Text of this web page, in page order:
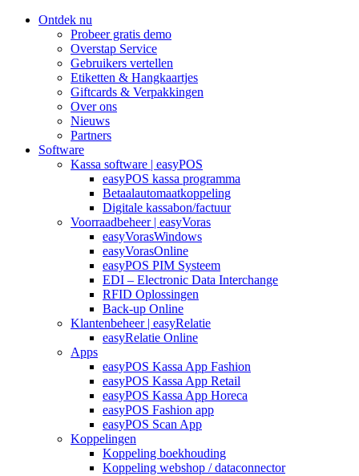
Ontdek nu
Probeer gratis demo
Overstap Service
Gebruikers vertellen
Etiketten & Hangkaartjes
Giftcards & Verpakkingen
Over ons
Nieuws
Partners
Software
Kassa software | easyPOS
easyPOS kassa programma
Betaalautomaatkoppeling
Digitale kassabon/factuur
Voorraadbeheer | easyVoras
easyVorasWindows
easyVorasOnline
easyPOS PIM Systeem
EDI – Electronic Data Interchange
RFID Oplossingen
Back-up Online
Klantenbeheer | easyRelatie
easyRelatie Online
Apps
easyPOS Kassa App Fashion
easyPOS Kassa App Retail
easyPOS Kassa App Horeca
easyPOS Fashion app
easyPOS Scan App
Koppelingen
Koppeling boekhouding
Koppeling webshop / dataconnector